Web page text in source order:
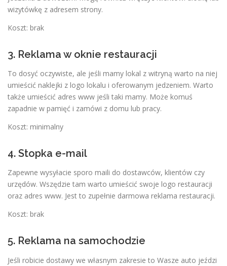
wizytówkę z adresem strony.
Koszt: brak
3. Reklama w oknie restauracji
To dosyć oczywiste, ale jeśli mamy lokal z witryną warto na niej
umieścić naklejki z logo lokalu i oferowanym jedzeniem. Warto
także umieścić adres www jeśli taki mamy. Może komuś
zapadnie w pamięć i zamówi z domu lub pracy.
Koszt: minimalny
4. Stopka e-mail
Zapewne wysyłacie sporo maili do dostawców, klientów czy
urzędów. Wszędzie tam warto umieścić swoje logo restauracji
oraz adres www. Jest to zupełnie darmowa reklama restauracji.
Koszt: brak
5. Reklama na samochodzie
Jeśli robicie dostawy we własnym zakresie to Wasze auto jeździ